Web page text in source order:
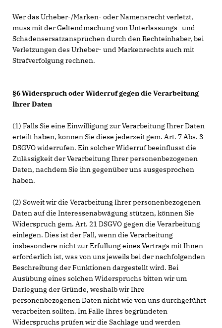
Wer das Urheber-/Marken- oder Namensrecht verletzt,
muss mit der Geltendmachung von Unterlassungs- und
Schadensersatzansprüchen durch den Rechteinhaber, bei
Verletzungen des Urheber- und Markenrechts auch mit
Strafverfolgung rechnen.
§6 Widerspruch oder Widerruf gegen die Verarbeitung
Ihrer Daten
(1) Falls Sie eine Einwilligung zur Verarbeitung Ihrer Daten
erteilt haben, können Sie diese jederzeit gem. Art. 7 Abs. 3
DSGVO widerrufen. Ein solcher Widerruf beeinflusst die
Zulässigkeit der Verarbeitung Ihrer personenbezogenen
Daten, nachdem Sie ihn gegenüber uns ausgesprochen
haben.
(2) Soweit wir die Verarbeitung Ihrer personenbezogenen
Daten auf die Interessenabwägung stützen, können Sie
Widerspruch gem. Art. 21 DSGVO gegen die Verarbeitung
einlegen. Dies ist der Fall, wenn die Verarbeitung
insbesondere nicht zur Erfüllung eines Vertrags mit Ihnen
erforderlich ist, was von uns jeweils bei der nachfolgenden
Beschreibung der Funktionen dargestellt wird. Bei
Ausübung eines solchen Widerspruchs bitten wir um
Darlegung der Gründe, weshalb wir Ihre
personenbezogenen Daten nicht wie von uns durchgeführt
verarbeiten sollten. Im Falle Ihres begründeten
Widerspruchs prüfen wir die Sachlage und werden